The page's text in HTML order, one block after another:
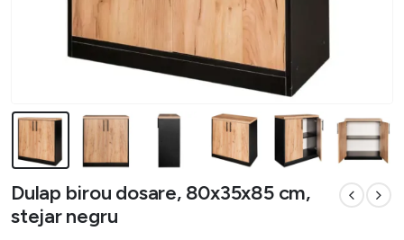
Dulap birou dosare, 80x35x85 cm,
stejar negru